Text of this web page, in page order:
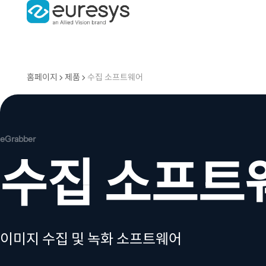
홈페이지 제품 수집 소프트웨어
eGrabber
수집 소프트
이미지 수집 및 녹화 소프트웨어